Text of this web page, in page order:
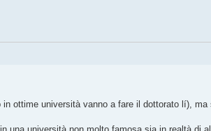
ottime università vanno a fare il dottorato lí),